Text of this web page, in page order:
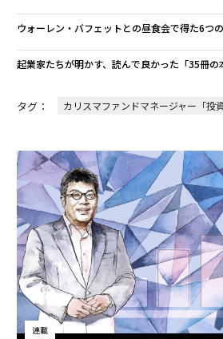
ウォーレン・バフェットとの昼食会で得た6つ
起業家たちが明かす、読んで良かった「35冊の
タグ： カリスマファンドマネージャー「投
連載